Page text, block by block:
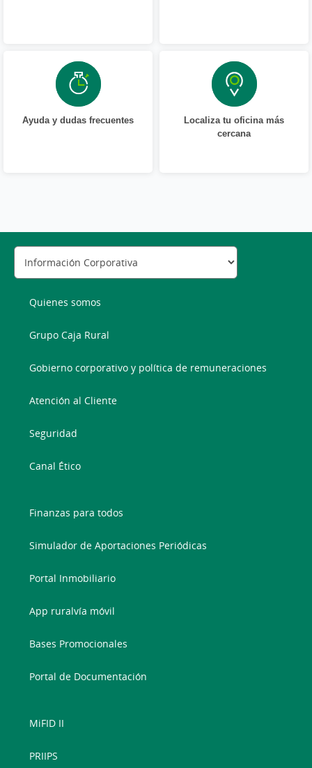
Ayuda y dudas frecuentes
Localiza tu oficina más
cercana
Quienes somos
Grupo Caja Rural
Gobierno corporativo y política de remuneraciones
Atención al Cliente
Seguridad
Canal Ético
Finanzas para todos
Simulador de Aportaciones Periódicas
Portal Inmobiliario
App ruralvía móvil
Bases Promocionales
Portal de Documentación
MiFID II
PRIIPS